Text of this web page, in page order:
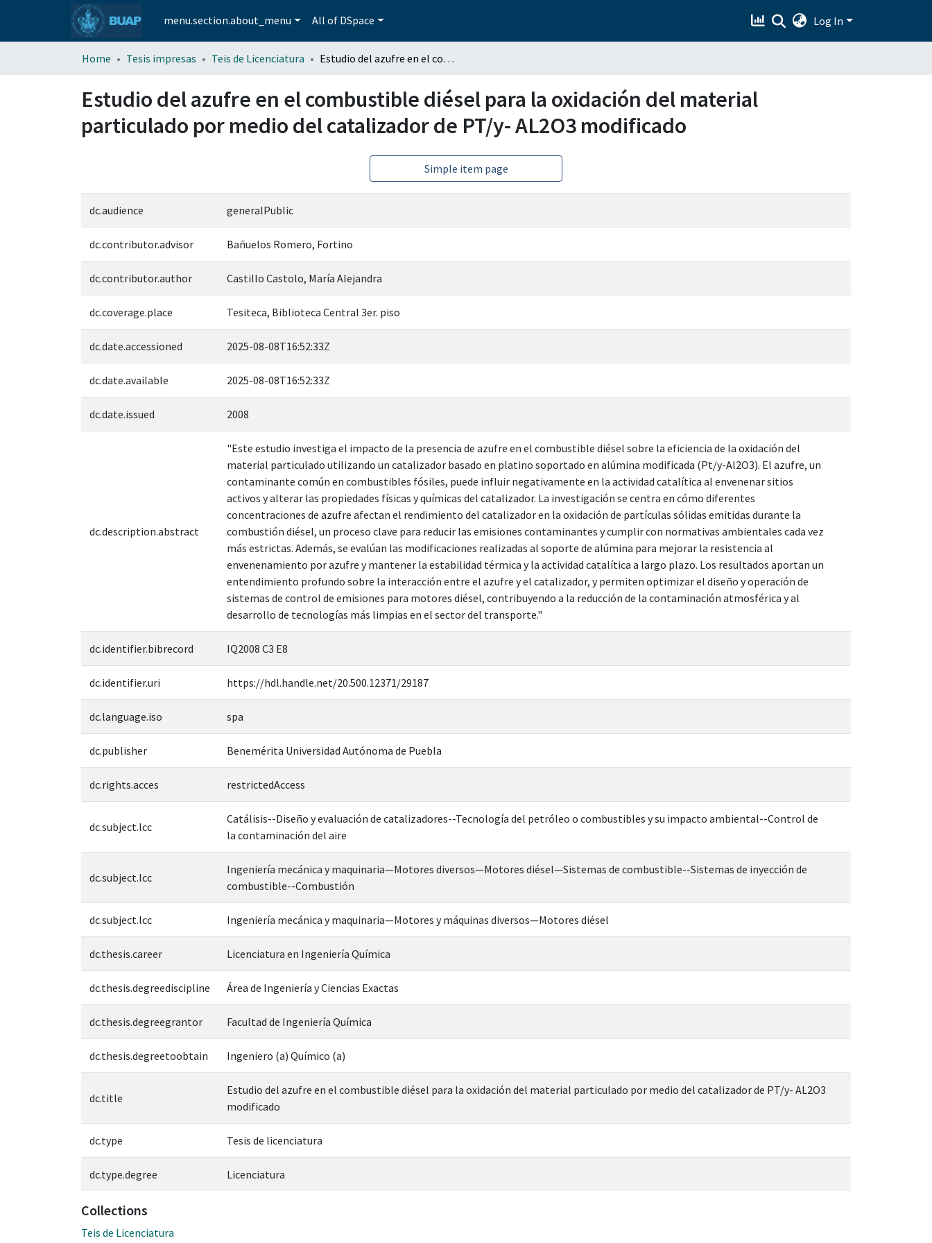
menu.section.about_menu All of DSpace Log In
Home Tesis impresas Teis de Licenciatura Estudio del azufre en el combustible diésel para la oxidación del material particulado por medio del catalizador de PT/y- AL2O3 modificado
Estudio del azufre en el combustible diésel para la oxidación del material
particulado por medio del catalizador de PT/y- AL2O3 modificado
Simple item page
dc.audience generalPublic
dc.contributor.advisor Bañuelos Romero, Fortino
dc.contributor.author Castillo Castolo, María Alejandra
dc.coverage.place Tesiteca, Biblioteca Central 3er. piso
dc.date.accessioned 2025-08-08T16:52:33Z
dc.date.available 2025-08-08T16:52:33Z
dc.date.issued 2008
dc.description.abstract
"Este estudio investiga el impacto de la presencia de azufre en el combustible diésel sobre la eficiencia de la oxidación del
material particulado utilizando un catalizador basado en platino soportado en alúmina modificada (Pt/y-Al2O3). El azufre, un
contaminante común en combustibles fósiles, puede influir negativamente en la actividad catalítica al envenenar sitios
activos y alterar las propiedades físicas y químicas del catalizador. La investigación se centra en cómo diferentes
concentraciones de azufre afectan el rendimiento del catalizador en la oxidación de partículas sólidas emitidas durante la
combustión diésel, un proceso clave para reducir las emisiones contaminantes y cumplir con normativas ambientales cada vez
más estrictas. Además, se evalúan las modificaciones realizadas al soporte de alúmina para mejorar la resistencia al
envenenamiento por azufre y mantener la estabilidad térmica y la actividad catalítica a largo plazo. Los resultados aportan un
entendimiento profundo sobre la interacción entre el azufre y el catalizador, y permiten optimizar el diseño y operación de
sistemas de control de emisiones para motores diésel, contribuyendo a la reducción de la contaminación atmosférica y al
desarrollo de tecnologías más limpias en el sector del transporte."
dc.identifier.bibrecord IQ2008 C3 E8
dc.identifier.uri https://hdl.handle.net/20.500.12371/29187
dc.language.iso spa
dc.publisher Benemérita Universidad Autónoma de Puebla
dc.rights.acces restrictedAccess
dc.subject.lcc
Catálisis--Diseño y evaluación de catalizadores--Tecnología del petróleo o combustibles y su impacto ambiental--Control de
la contaminación del aire
dc.subject.lcc
Ingeniería mecánica y maquinaria—Motores diversos—Motores diésel—Sistemas de combustible--Sistemas de inyección de
combustible--Combustión
dc.subject.lcc Ingeniería mecánica y maquinaria—Motores y máquinas diversos—Motores diésel
dc.thesis.career Licenciatura en Ingeniería Química
dc.thesis.degreediscipline Área de Ingeniería y Ciencias Exactas
dc.thesis.degreegrantor Facultad de Ingeniería Química
dc.thesis.degreetoobtain Ingeniero (a) Químico (a)
dc.title
Estudio del azufre en el combustible diésel para la oxidación del material particulado por medio del catalizador de PT/y- AL2O3
modificado
dc.type Tesis de licenciatura
dc.type.degree Licenciatura
Collections
Teis de Licenciatura